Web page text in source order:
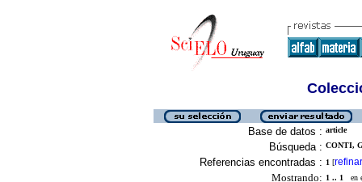
Base de datos : article
Búsqueda : CONTI,
Referencias encontradas : 1 [refinar
Mostrando: 1 .. 1 en